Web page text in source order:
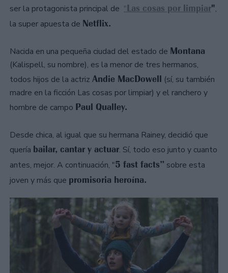
ser la protagonista principal de "Las cosas por limpiar",
la super apuesta de Netflix.
Nacida en una pequeña ciudad del estado de Montana
(Kalispell, su nombre), es la menor de tres hermanos,
todos hijos de la actriz Andie MacDowell (sí, su también
madre en la ficción Las cosas por limpiar) y el ranchero y
hombre de campo Paul Qualley.
Desde chica, al igual que su hermana Rainey, decidió que
quería bailar, cantar y actuar. Sí, todo eso junto y cuanto
antes, mejor. A continuación, "5 fast facts” sobre esta
joven y más que promisoria heroína.